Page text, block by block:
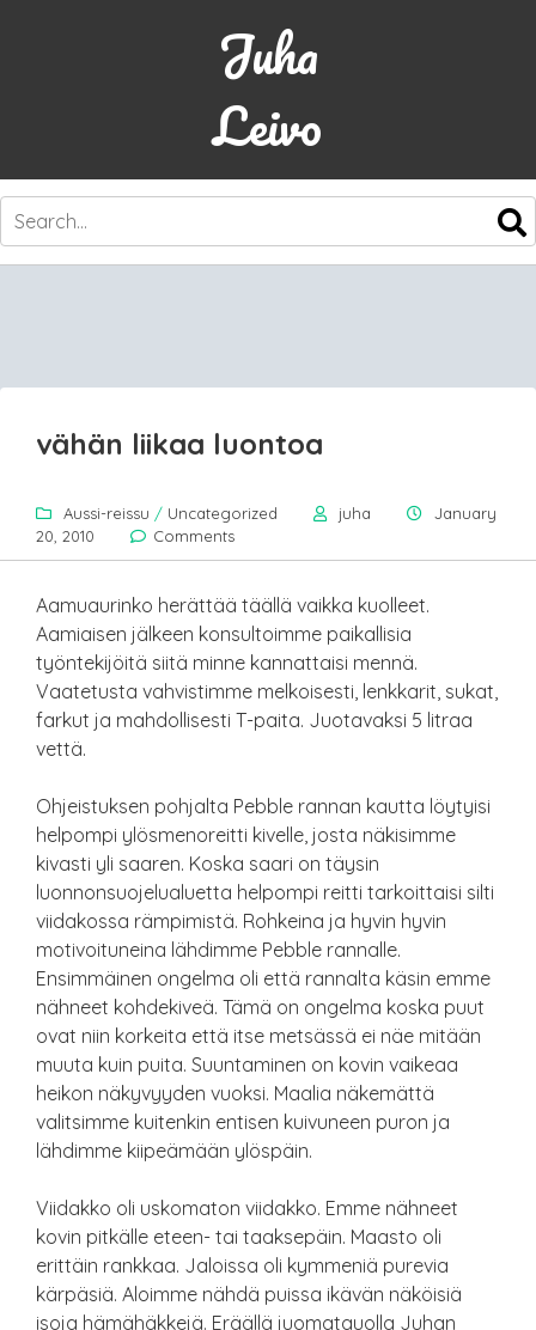
Juha
Leivo
SKIP
CONTENT
vähän liikaa luontoa
Aussi-reissu / Uncategorized juha
January
20, 2010
Comments
Aamuaurinko herättää täällä vaikka kuolleet.
Aamiaisen jälkeen konsultoimme paikallisia
työntekijöitä siitä minne kannattaisi mennä.
Vaatetusta vahvistimme melkoisesti, lenkkarit, sukat,
farkut ja mahdollisesti T-paita. Juotavaksi 5 litraa
vettä.
Ohjeistuksen pohjalta Pebble rannan kautta löytyisi
helpompi ylösmenoreitti kivelle, josta näkisimme
kivasti yli saaren. Koska saari on täysin
luonnonsuojelualuetta helpompi reitti tarkoittaisi silti
viidakossa rämpimistä. Rohkeina ja hyvin hyvin
motivoituneina lähdimme Pebble rannalle.
Ensimmäinen ongelma oli että rannalta käsin emme
nähneet kohdekiveä. Tämä on ongelma koska puut
ovat niin korkeita että itse metsässä ei näe mitään
muuta kuin puita. Suuntaminen on kovin vaikeaa
heikon näkyvyyden vuoksi. Maalia näkemättä
valitsimme kuitenkin entisen kuivuneen puron ja
lähdimme kiipeämään ylöspäin.
Viidakko oli uskomaton viidakko. Emme nähneet
kovin pitkälle eteen- tai taaksepäin. Maasto oli
erittäin rankkaa. Jaloissa oli kymmeniä purevia
kärpäsiä. Aloimme nähdä puissa ikävän näköisiä
isoja hämähäkkejä. Eräällä juomatauolla Juhan